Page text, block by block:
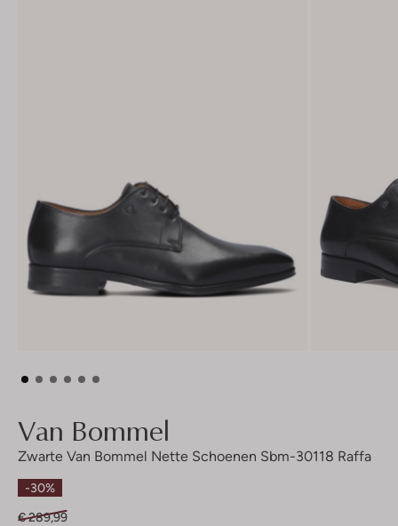
Van Bommel
Zwarte Van Bommel Nette Schoenen Sbm-30118 Raffa
-30%
€ 289,99